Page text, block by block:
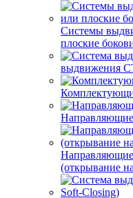
Системы
плоские
выдвижения
Направляющие
(открывание